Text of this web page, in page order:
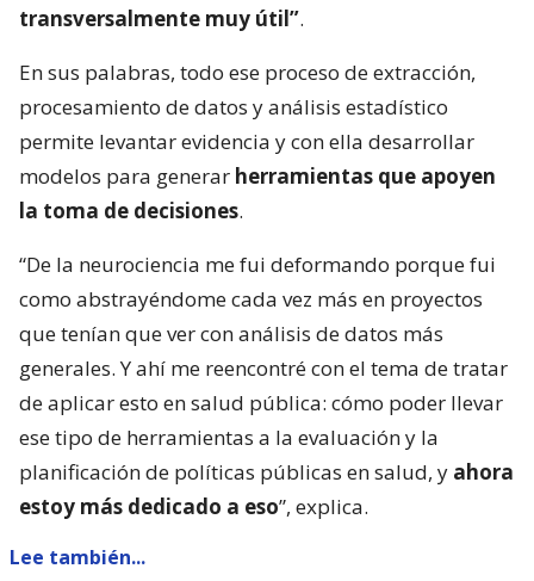
transversalmente muy útil”.
En sus palabras, todo ese proceso de extracción,
procesamiento de datos y análisis estadístico
permite levantar evidencia y con ella desarrollar
modelos para generar herramientas que apoyen
la toma de decisiones.
“De la neurociencia me fui deformando porque fui
como abstrayéndome cada vez más en proyectos
que tenían que ver con análisis de datos más
generales. Y ahí me reencontré con el tema de tratar
de aplicar esto en salud pública: cómo poder llevar
ese tipo de herramientas a la evaluación y la
planificación de políticas públicas en salud, y ahora
estoy más dedicado a eso”, explica.
Lee también...